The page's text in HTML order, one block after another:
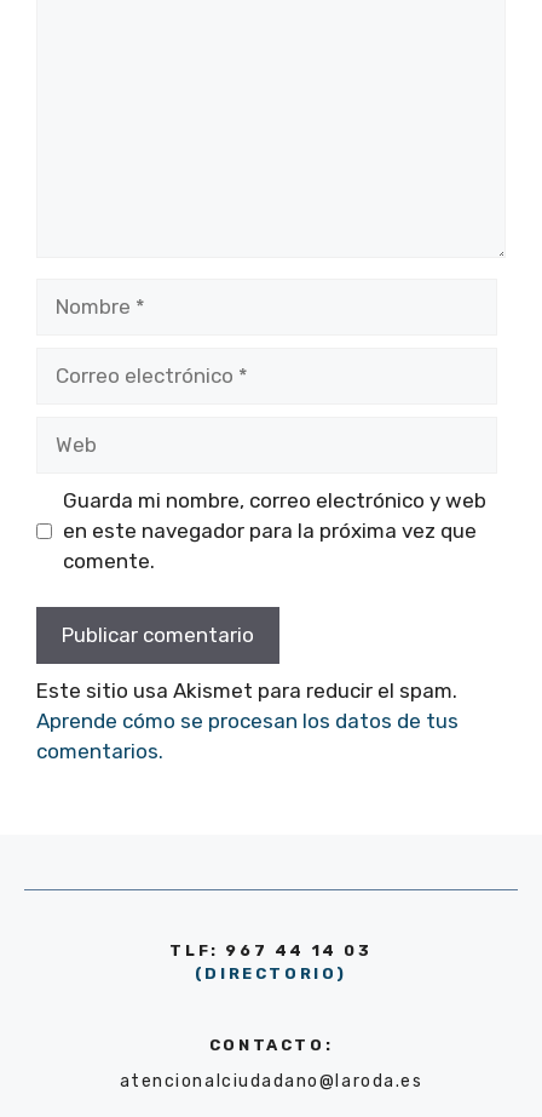
electrónico
Guarda mi nombre, correo electrónico y web
en este navegador para la próxima vez que
comente.
Este sitio usa Akismet para reducir el spam.
Aprende cómo se procesan los datos de tus
comentarios.
TLF: 967 44 14 03
(DIRECTORIO)
CONTACTO:
atencionalciudadano@laroda.es